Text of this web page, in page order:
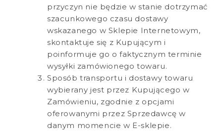
przyczyn nie będzie w stanie dotrzymać
szacunkowego czasu dostawy
wskazanego w Sklepie Internetowym,
skontaktuje się z Kupującym i
poinformuje go o faktycznym terminie
wysyłki zamówionego towaru.
Sposób transportu i dostawy towaru
wybierany jest przez Kupującego w
Zamówieniu, zgodnie z opcjami
oferowanymi przez Sprzedawcę w
danym momencie w E-sklepie.